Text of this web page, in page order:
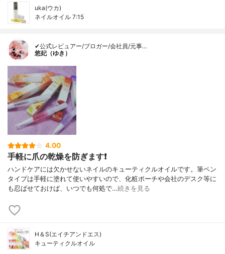
uka(ウカ)
ネイルオイル 7:15
✔公式レビュアー/ブロガー/会社員/元事…
悠妃（ゆき）
4.00
手軽に爪の乾燥を防ぎます❗
ハンドケアには欠かせないネイルのキューティクルオイルです。筆ペン
タイプは手軽に塗れて使いやすいので、化粧ポーチや会社のデスク等に
も忍ばせておけば、いつでも何処で…続きを見る
H＆S(エイチアンドエス)
キューティクルオイル